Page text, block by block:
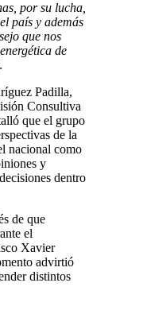
por su lucha,
país y además
que nos
de
Padilla,
Consultiva
que el grupo
de la
nacional como
y
dentro
de que
el
Xavier
advirtió
distintos